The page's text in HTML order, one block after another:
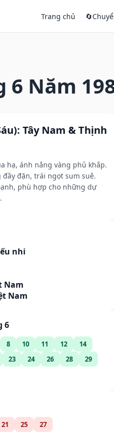
Trang chủ 🔄
6 Năm
Tây Nam & Thịnh
hạ, ánh nắng vàng phủ khắp.
đặn, trái ngọt sum suê.
phù hợp cho những dự
nhi
Nam
Nam
6
8 10 11 12
14
23 24 26 28
29
21 25 27